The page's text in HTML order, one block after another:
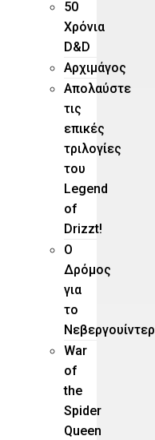
50
Χρόνια
D&D
Αρχιμάγος
Aπολαύστε
τις
επικές
τριλογίες
του
Legend
of
Drizzt!
O
Δρόμος
για
το
Νεβεργουίντερ
War
of
the
Spider
Queen